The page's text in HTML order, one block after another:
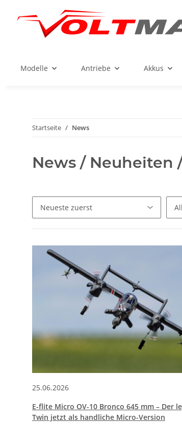
Modelle Antriebe Akkus
Startseite News
News / Neuheiten
25.06.2026
E-flite Micro OV-10 Bronco 645 mm – Der
Twin jetzt als handliche Micro-Version